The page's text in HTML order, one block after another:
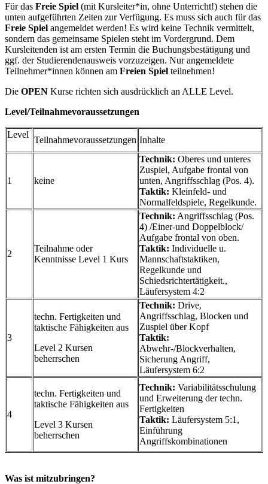
Für das Freie Spiel (mit Kursleiter*in, ohne Unterricht!) stehen die
unten aufgeführten Zeiten zur Verfügung. Es muss sich auch für das
Freie Spiel angemeldet werden! Es wird keine Technik vermittelt,
sondern das gemeinsame Spielen steht im Vordergrund. Dem
Kursleitenden ist am ersten Termin die Buchungsbestätigung und
ggf. der Studierendenausweis vorzuzeigen. Nur angemeldete
Teilnehmer*innen können am Freien Spiel teilnehmen!
Die OPEN Kurse richten sich ausdrücklich an ALLE Level.
Level/Teilnahmevoraussetzungen
Level
Teilnahmevoraussetzungen Inhalte
1 keine
Technik: Oberes und unteres
Zuspiel, Aufgabe frontal von
unten, Angriffsschlag (Pos. 4).
Taktik: Kleinfeld- und
Normalfeldspiele, Regelkunde.
2
Teilnahme oder
Kenntnisse Level 1 Kurs
Technik: Angriffsschlag (Pos.
4) /Einer-und Doppelblock/
Aufgabe frontal von oben.
Taktik: Individuelle u.
Mannschaftstaktiken,
Regelkunde und
Schiedsrichtertätigkeit.,
Läufersystem 4:2
3
techn. Fertigkeiten und
taktische Fähigkeiten aus
Level 2 Kursen
beherrschen
Technik: Drive,
Angriffsschlag, Blocken und
Zuspiel über Kopf
Taktik:
Abwehr-/Blockverhalten,
Sicherung Angriff,
Läufersystem 6:2
4
techn. Fertigkeiten und
taktische Fähigkeiten aus
Level 3 Kursen
beherrschen
Technik: Variabilitätsschulung
und Erweiterung der techn.
Fertigkeiten
Taktik: Läufersystem 5:1,
Einführung
Angriffskombinationen
Was ist mitzubringen?